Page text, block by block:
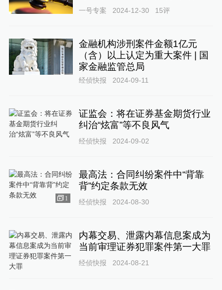
一号专案 2024-12-30 15评
金融机构涉刑案件金额1亿元
（含）以上认定为重大案件 | 国
家金融监管总局
经侦快报 2024-09-11
证监会：将在证券基金期货行业
纠治“炫富”等不良风气
经侦快报 2024-09-02
1
最高法：合同纠纷案件中“背靠
背”约定条款无效
经侦快报 2024-08-30
内幕交易、泄露内幕信息案成为
当前审理证券犯罪案件第一大罪
经侦快报 2024-08-21